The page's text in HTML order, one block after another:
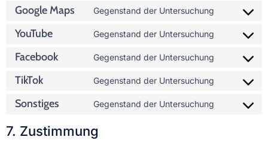
Google Maps Gegenstand der Untersuchung
YouTube Gegenstand der Untersuchung
Facebook Gegenstand der Untersuchung
TikTok Gegenstand der Untersuchung
Sonstiges Gegenstand der Untersuchung
7. Zustimmung